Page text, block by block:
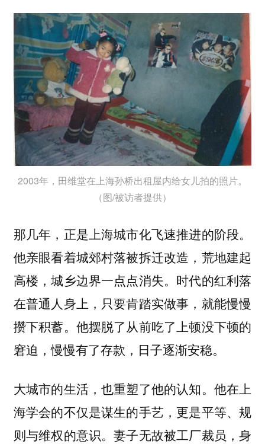
2003年，田维堂在上海孙桥出租屋内给女儿拍的照片。
（图/被访者提供）
那几年，正是上海城市化飞速推进的阶段。
他亲眼看着城郊村落被拆迁改造，荒地建起
高楼，城乡边界一点点消失。时代的红利落
在普通人身上，只要肯踏实做事，就能慢慢
攒下积蓄。他摆脱了从前吃了上顿没下顿的
窘迫，慢慢有了存款，日子逐渐安稳。
大城市的生活，也重塑了他的认知。他在上
海学会的不仅是谋生的手艺，更是平等、规
则与维权的意识。妻子无故被工厂裁员，身